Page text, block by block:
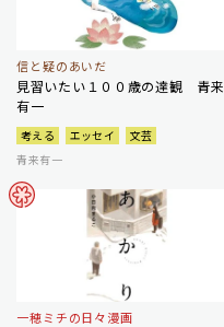
信と疑のあいだ
見習いたい１００歳の達観 青来
有一
考える エッセイ
文芸
青来有一
一穂ミチの日々漫画